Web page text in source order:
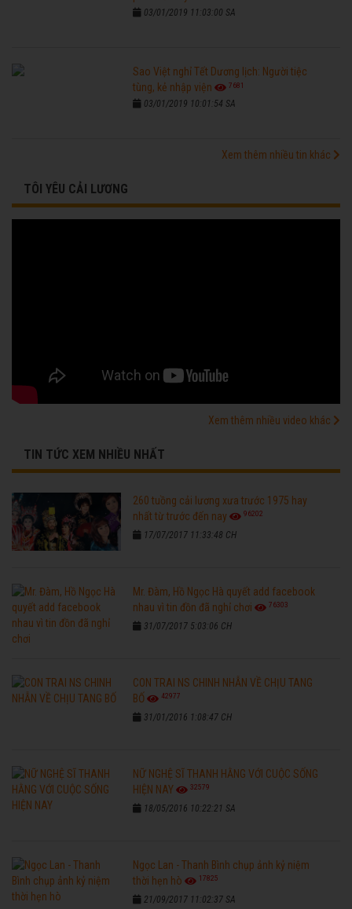
03/01/2019 11:03:00 SA
Sao Việt nghỉ Tết Dương lịch: Người tiệc
tùng, kẻ nhập viện
7681
03/01/2019 10:01:54 SA
Xem thêm nhiều tin khác
TÔI YÊU CẢI LƯƠNG
Xem thêm nhiều video khác
TIN TỨC XEM NHIỀU NHẤT
260 tuồng cải lương xưa trước 1975 hay
nhất từ trước đến nay
96202
17/07/2017 11:33:48 CH
Mr. Đàm, Hồ Ngọc Hà quyết add facebook
nhau vì tin đồn đã nghỉ chơi
76303
31/07/2017 5:03:06 CH
CON TRAI NS CHINH NHẪN VỀ CHỊU TANG
BỐ
42977
31/01/2016 1:08:47 CH
NỮ NGHỆ SĨ THANH HẰNG VỚI CUỘC SỐNG
HIỆN NAY
32579
18/05/2016 10:22:21 SA
Ngọc Lan - Thanh Bình chụp ảnh kỷ niệm
thời hẹn hò
17825
21/09/2017 11:02:37 SA